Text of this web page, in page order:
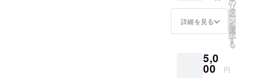
ご招待
・運営
からお
礼の
セージ
をお送
り致し
詳細を見る
リ
タ
ー
ン
を
選
択
す
る
5,0
00 円